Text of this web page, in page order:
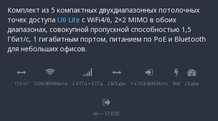
Комплект из 5 компактных двухдиапазонных потолочных
точек доступа U6 Lite с WiFi4/6, 2×2 MIMO в обоих
диапазонах, совокупной пропускной способностью 1,5
Гбит/с, 1 гигабитным портом, питанием по PoE и Bluetooth
для небольших офисов.
115 m² 1200/300Мбит/с 2.4 ГГц + 5 ГГц 2.8/3 дБи 1 x 1Gb RJ45 Ports PoE 23 дБм
44 — 57 В DC